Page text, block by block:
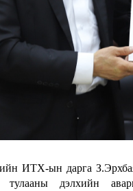
ИТХ-ын дарга
тулааны дэлхийн